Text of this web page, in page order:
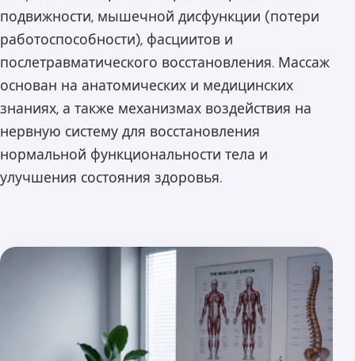
подвижности, мышечной дисфункции (потери
работоспособности), фасциитов и
послетравматического восстановления. Массаж
основан на анатомических и медицинских
знаниях, а также механизмах воздействия на
нервную систему для восстановления
нормальной функциональности тела и
улучшения состояния здоровья.